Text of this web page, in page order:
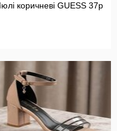
коричневі GUESS 37р